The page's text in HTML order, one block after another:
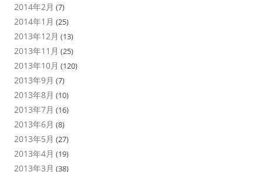
2014年2月 (7)
2014年1月 (25)
2013年12月 (13)
2013年11月 (25)
2013年10月 (120)
2013年9月 (7)
2013年8月 (10)
2013年7月 (16)
2013年6月 (8)
2013年5月 (27)
2013年4月 (19)
2013年3月 (38)